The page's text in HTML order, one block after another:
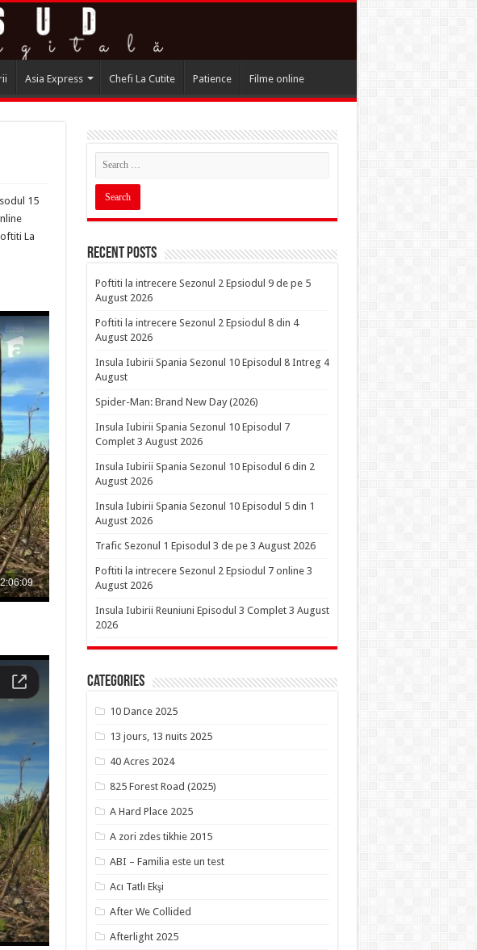
Asia Express Chefi La Cutite Patience Filme online
15
La
Recent Posts
Poftiti la intrecere Sezonul 2 Epsiodul 9 de pe 5
August 2026
Poftiti la intrecere Sezonul 2 Epsiodul 8 din 4
August 2026
Insula Iubirii Spania Sezonul 10 Episodul 8 Intreg 4
August
Spider-Man: Brand New Day (2026)
Insula Iubirii Spania Sezonul 10 Episodul 7
Complet 3 August 2026
Insula Iubirii Spania Sezonul 10 Episodul 6 din 2
August 2026
Insula Iubirii Spania Sezonul 10 Episodul 5 din 1
August 2026
Trafic Sezonul 1 Episodul 3 de pe 3 August 2026
Poftiti la intrecere Sezonul 2 Epsiodul 7 online 3
August 2026
Insula Iubirii Reuniuni Episodul 3 Complet 3 August
2026
Categories
10 Dance 2025
13 jours, 13 nuits 2025
40 Acres 2024
825 Forest Road (2025)
A Hard Place 2025
A zori zdes tikhie 2015
ABI – Familia este un test
Acı Tatlı Ekşi
After We Collided
Afterlight 2025